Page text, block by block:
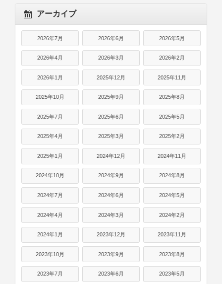
アーカイブ
2026年7月 2026年6月 2026年5月
2026年4月 2026年3月 2026年2月
2026年1月 2025年12月 2025年11月
2025年10月 2025年9月 2025年8月
2025年7月 2025年6月 2025年5月
2025年4月 2025年3月 2025年2月
2025年1月 2024年12月 2024年11月
2024年10月 2024年9月 2024年8月
2024年7月 2024年6月 2024年5月
2024年4月 2024年3月 2024年2月
2024年1月 2023年12月 2023年11月
2023年10月 2023年9月 2023年8月
2023年7月 2023年6月 2023年5月